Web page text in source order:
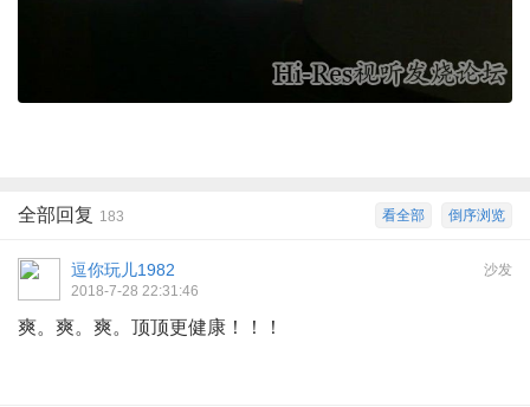
倒序浏览
看全部
全部回复 183
沙发
逗你玩儿1982
2018-7-28 22:31:46
爽。爽。爽。顶顶更健康！！！